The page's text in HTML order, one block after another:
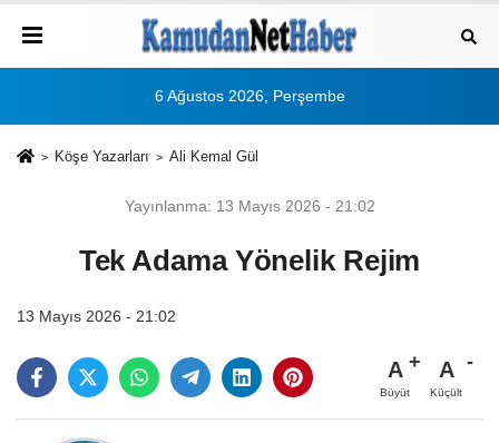
6 Ağustos 2026, Perşembe
Köşe Yazarları Ali Kemal Gül
Yayınlanma: 13 Mayıs 2026 - 21:02
Tek Adama Yönelik Rejim
13 Mayıs 2026 - 21:02
A
Büyüt
A
Küçült